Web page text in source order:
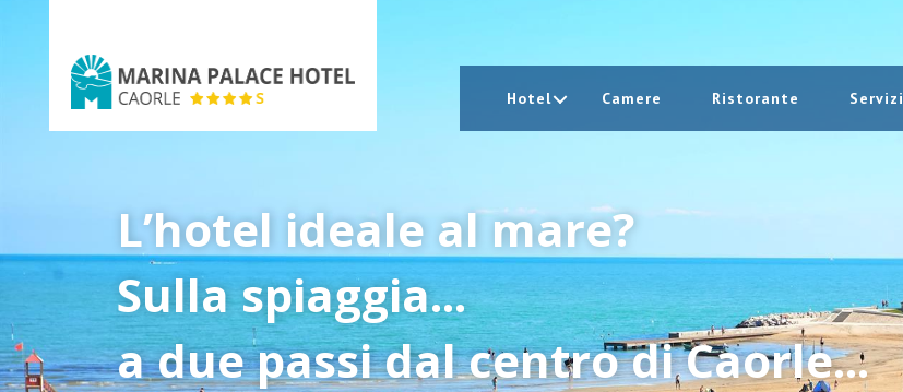
Hotel Camere Ristorante Servizi
L’hotel ideale al mare?
Sulla spiaggia...
a due passi dal centro di Caorle...